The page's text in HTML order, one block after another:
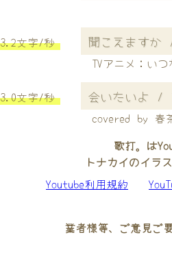
3.2文字/秒 聞こえますか
TVアニメ：い
3.0文字/秒 会いたいよ /
covered by 春
歌打。は
トナカイのイラ
Youtube利用規約
業者様等、ご意見ご